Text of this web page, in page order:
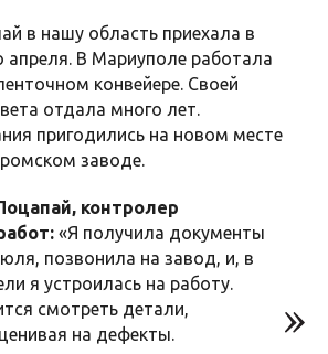
в нашу область приехала в
апреля. В Мариуполе работала
конвейере. Своей
отдала много лет.
пригодились на новом месте
заводе.
контролер
«Я получила документы
позвонила на завод, и, в
я устроилась на работу.
смотреть детали,
на дефекты.